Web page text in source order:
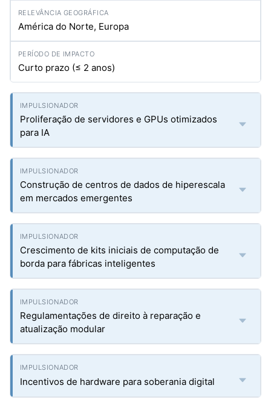
América do Norte, Europa
Curto prazo (≤ 2 anos)
Proliferação de servidores e GPUs otimizados
para IA
Construção de centros de dados de hiperescala
em mercados emergentes
Crescimento de kits iniciais de computação de
borda para fábricas inteligentes
Regulamentações de direito à reparação e
atualização modular
Incentivos de hardware para soberania digital